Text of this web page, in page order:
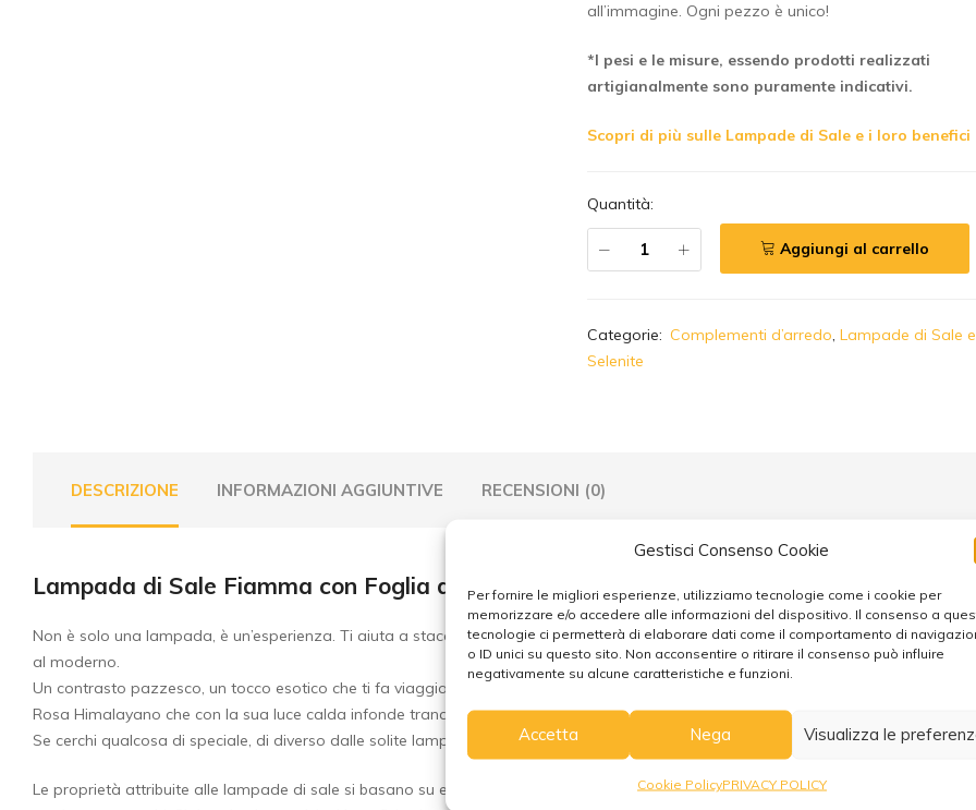
Gestisci Consenso Cookie
Per fornire le migliori esperienze, utilizziamo tecnologie come i cookie per
memorizzare e/o accedere alle informazioni del dispositivo. Il consenso a
tecnologie ci permetterà di elaborare dati come il comportamento di
o ID unici su questo sito. Non acconsentire o ritirare il consenso può influire
negativamente su alcune caratteristiche e funzioni.
Accetta Nega Visualizza le
Cookie PolicyPRIVACY POLICY
all’immagine. Ogni pezzo è unico!
*I pesi e le misure, essendo prodotti realizzati
artigianalmente sono puramente indicativi.
Scopri di più sulle Lampade di Sale e i loro benefici
Quantità:
Aggiungi al carrello
l
t
t
:
Categorie: Complementi d’arredo,Lampade di Sale e
Selenite
DESCRIZIONE INFORMAZIONI AGGIUNTIVE RECENSIONI (0)
Lampada di Sale Fiamma con Foglia di Cocco decapata Nera
Non è solo una lampada, è un’esperienza. Ti aiuta a staccare la spina, a creare un’atmosfera intima e accogliente. E’ un
al moderno.
Un contrasto pazzesco, un tocco esotico che ti fa viaggiare con la mente con la naturalezza e la sinuosità delle foglie di cocco
Rosa Himalayano che con la sua luce calda infonde tranquillità e benessere.
Se cerchi qualcosa di speciale, di diverso dalle solite lampade di sale, questa è la lampada che fa per te.
Le proprietà attribuite alle lampade di sale si basano su esperienze personali, tradizioni e conoscenze di esperti. Pur non